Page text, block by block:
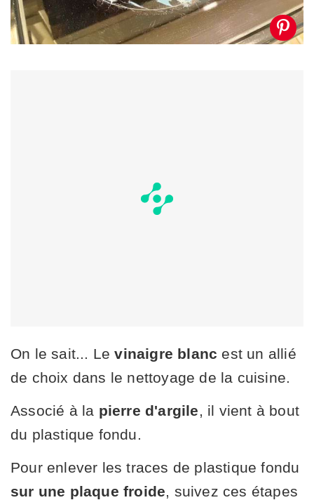
On le sait... Le vinaigre blanc est un allié
de choix dans le nettoyage de la cuisine.
Associé à la pierre d'argile , il vient à bout
du plastique fondu.
Pour enlever les traces de plastique fondu
sur une plaque froide , suivez ces étapes